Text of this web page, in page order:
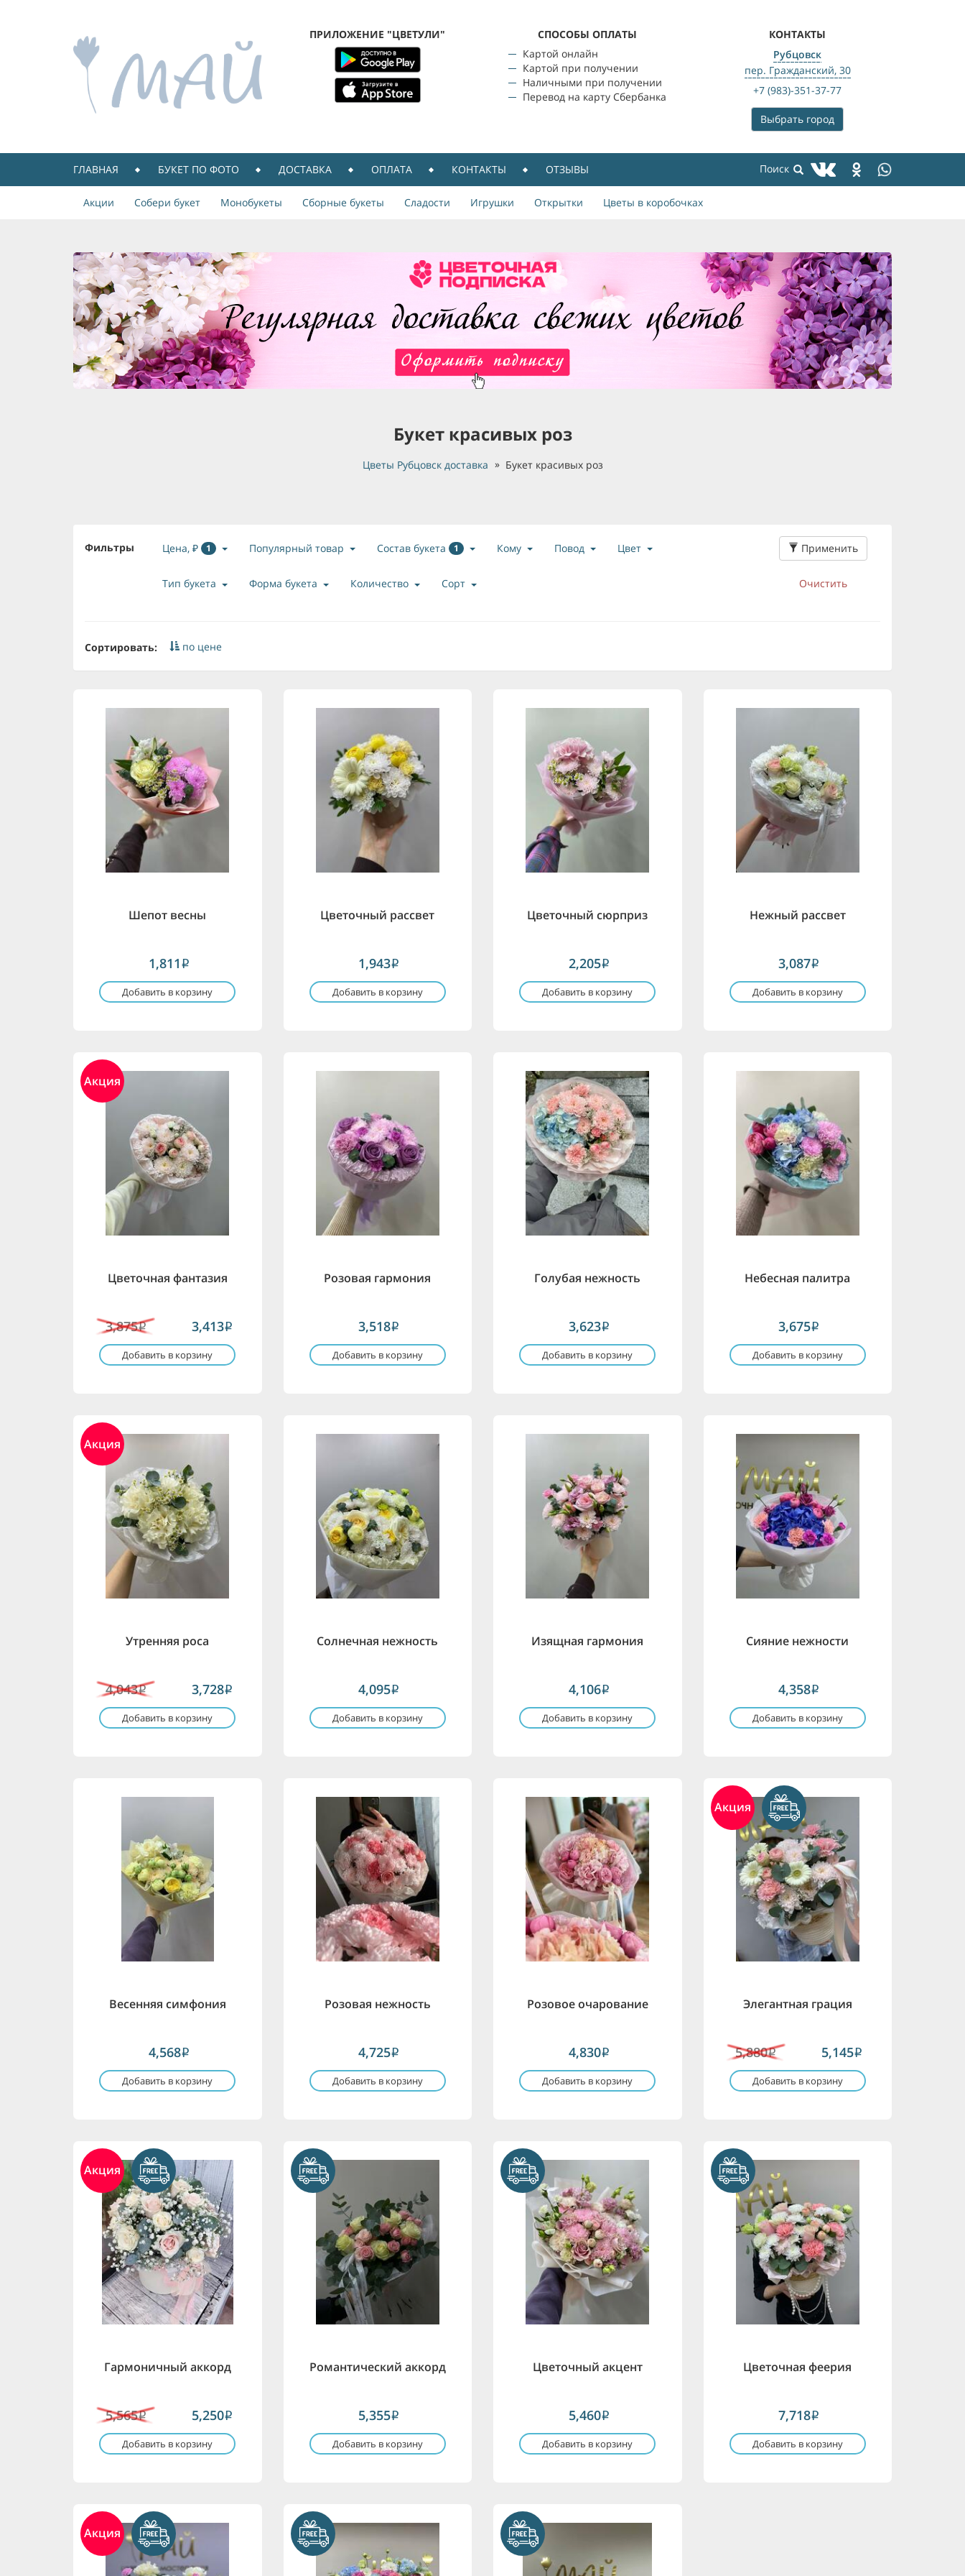
ПРИЛОЖЕНИЕ "ЦВЕТУЛИ"
CПОСОБЫ ОПЛАТЫ
Картой онлайн
Картой при получении
Наличными при получении
Перевод на карту Сбербанка
КОНТАКТЫ
Рубцовск
пер. Гражданский, 30
+7 (983)-351-37-77
Выбрать город
ГЛАВНАЯ БУКЕТ ПО ФОТО ДОСТАВКА ОПЛАТА КОНТАКТЫ ОТЗЫВЫ
Акции Собери букет Монобукеты Сборные букеты Сладости Игрушки Открытки Цветы в коробочках
Букет красивых роз
Цветы Рубцовск доставка Букет красивых роз
Фильтры Цена, ₽ 1 Популярный товар Состав букета 1 Кому Повод Цвет
Тип букета Форма букета Количество Сорт
Применить
Очистить
Сортировать: по цене
Шепот весны
1,811 i
Добавить в корзину
Цветочный рассвет
1,943i
Добавить в корзину
Цветочный сюрприз
2,205i
Добавить в корзину
Нежный рассвет
3,087i
Добавить в корзину
Акция
Цветочная фантазия
3,875i 3,413i
Добавить в корзину
Розовая гармония
3,518i
Добавить в корзину
Голубая нежность
3,623i
Добавить в корзину
Небесная палитра
3,675i
Добавить в корзину
Акция
Утренняя роса
4,043i 3,728i
Добавить в корзину
Солнечная нежность
4,095i
Добавить в корзину
Изящная гармония
4,106i
Добавить в корзину
Сияние нежности
4,358i
Добавить в корзину
Весенняя симфония
4,568i
Добавить в корзину
Розовая нежность
4,725i
Добавить в корзину
Розовое очарование
4,830i
Добавить в корзину
Акция
Элегантная грация
5,880i 5,145i
Добавить в корзину
Акция
Гармоничный аккорд
5,565i 5,250i
Добавить в корзину
Романтический аккорд
5,355i
Добавить в корзину
Цветочный акцент
5,460i
Добавить в корзину
Цветочная феерия
7,718i
Добавить в корзину
Акция